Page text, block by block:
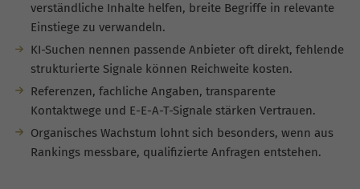
verständliche Inhalte helfen, breite Begriffe in relevante
Einstiege zu verwandeln.
KI-Suchen nennen passende Anbieter oft direkt, fehlende
strukturierte Signale können Reichweite kosten.
Referenzen, fachliche Angaben, transparente
Kontaktwege und E-E-A-T-Signale stärken Vertrauen.
Organisches Wachstum lohnt sich besonders, wenn aus
Rankings messbare, qualifizierte Anfragen entstehen.